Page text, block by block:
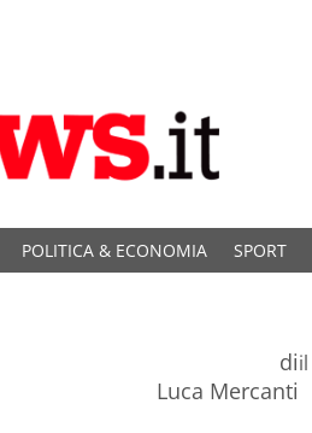
POLITICA & ECONOMIA SPORT
di
Luca Mercanti
il